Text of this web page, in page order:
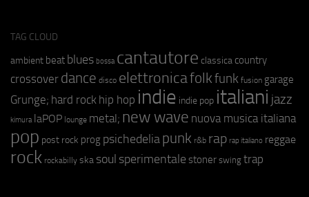
TAG CLOUD
ambient beat blues bossa cantautore classica country
crossover dance disco elettronicafolkfunk fusion garage
Grunge; hard rock hip hop indie indie pop italiani jazz
kimura laPOP lounge metal; new wave nuova musica italiana
pop post rock prog psichedeliapunk r&b rap rap italiano reggae
rock rockabilly ska soul sperimentale stoner swing trap